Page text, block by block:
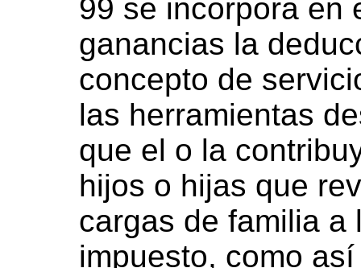
99 se incorpora en
ganancias la
concepto de
las herramientas
que el o la
hijos o hijas que
cargas de familia a
impuesto, como